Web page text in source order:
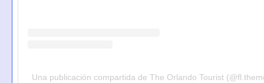
Una publicación compartida de The Orlando Tourist